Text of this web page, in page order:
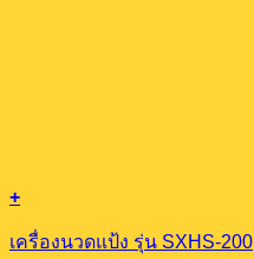
+
เครื่องนวดแป้ง รุ่น SXHS-200